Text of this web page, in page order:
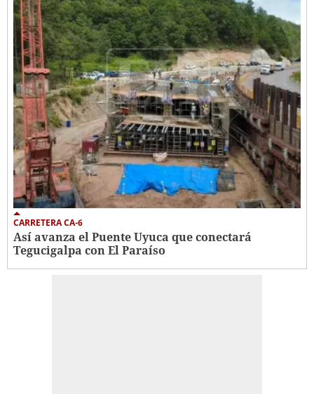
CARRETERA CA-6
Así avanza el Puente Uyuca que conectará
Tegucigalpa con El Paraíso